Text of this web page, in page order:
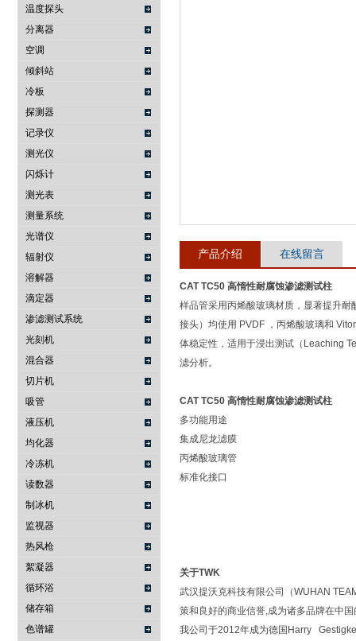
武汉提沃克科技有限公司
温度探头
分离器
空调
倾斜站
冷板
探测器
记录仪
测光仪
闪烁计
测光表
测量系统
光谱仪
辐射仪
溶解器
滴定器
渗滤测试系统
光刻机
混合器
切片机
吸管
液压机
均化器
冷冻机
读数器
制冰机
监视器
热风枪
絮凝器
循环浴
储存箱
色谱罐
产品介绍 在线留言
CAT TC50 高惰性耐腐蚀渗滤测试柱
样品管采用丙烯酸玻璃材质，显著提升
接头）均使用 ‌PVDF‌ ，丙烯酸玻璃和
体稳定性，适用于浸出测试（Leaching
滤分析。
CAT TC50 高惰性耐腐蚀渗滤测试柱
‌多功能用途
集成尼龙滤膜
丙烯酸玻璃管
标准化接口
关于TWK
武汉提沃克科技有限公司（WUHAN
策和良好的商业信誉,成为诸多品牌在中
我公司于2012年成为德国Harry